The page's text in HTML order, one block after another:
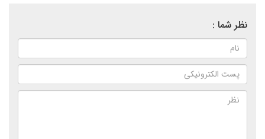
نظر شما :